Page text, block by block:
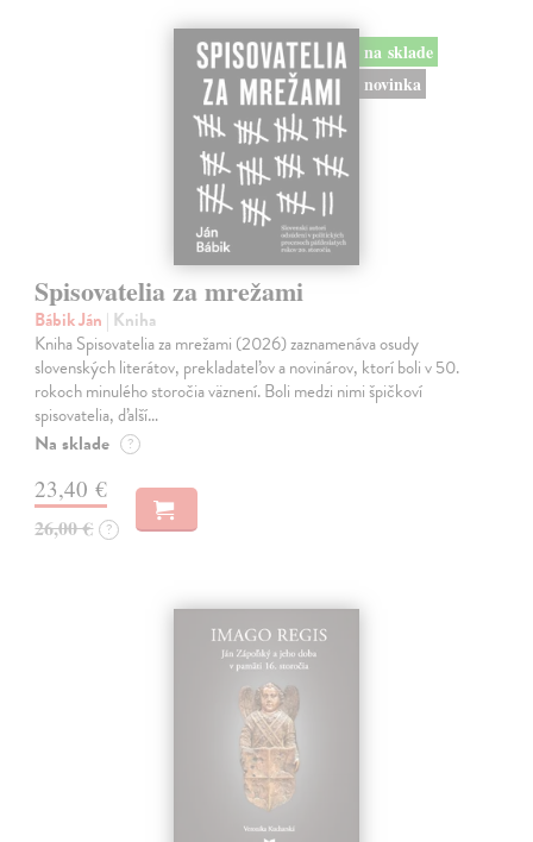
na sklade
novinka
Spisovatelia za mrežami
Bábik Ján | Kniha
Kniha Spisovatelia za mrežami (2026) zaznamenáva osudy
slovenských literátov, prekladateľov a novinárov, ktorí boli v 50.
rokoch minulého storočia väznení. Boli medzi nimi špičkoví
spisovatelia, ďalší…
Na sklade ?
23,40 €
26,00 € ?